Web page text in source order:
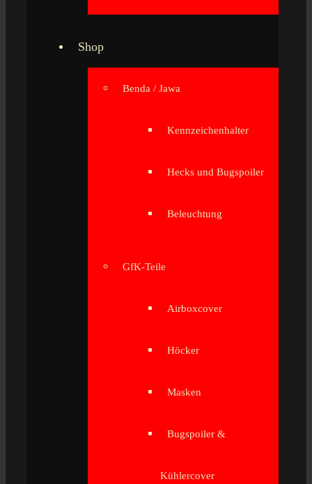
Shop
Benda / Jawa
Kennzeichenhalter
Hecks und Bugspoiler
Beleuchtung
GfK-Teile
Airboxcover
Höcker
Masken
Bugspoiler &
Kühlercover